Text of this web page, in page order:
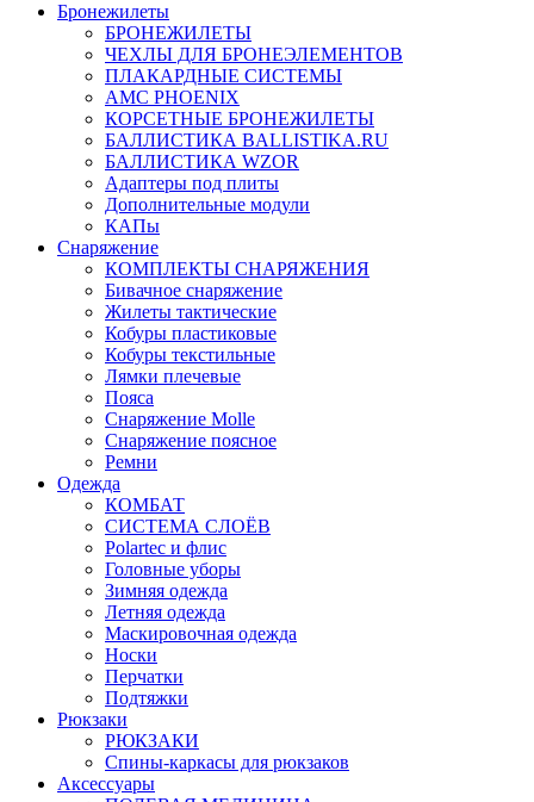
Бронежилеты
БРОНЕЖИЛЕТЫ
ЧЕХЛЫ ДЛЯ БРОНЕЭЛЕМЕНТОВ
ПЛАКАРДНЫЕ СИСТЕМЫ
АМС PHOENIX
КОРСЕТНЫЕ БРОНЕЖИЛЕТЫ
БАЛЛИСТИКА BALLISTIKA.RU
БАЛЛИСТИКА WZOR
Адаптеры под плиты
Дополнительные модули
КАПы
Снаряжение
КОМПЛЕКТЫ СНАРЯЖЕНИЯ
Бивачное снаряжение
Жилеты тактические
Кобуры пластиковые
Кобуры текстильные
Лямки плечевые
Пояса
Снаряжение Molle
Снаряжение поясное
Ремни
Одежда
КОМБАТ
СИСТЕМА СЛОЁВ
Polartec и флис
Головные уборы
Зимняя одежда
Летняя одежда
Маскировочная одежда
Носки
Перчатки
Подтяжки
Рюкзаки
РЮКЗАКИ
Спины-каркасы для рюкзаков
Аксессуары